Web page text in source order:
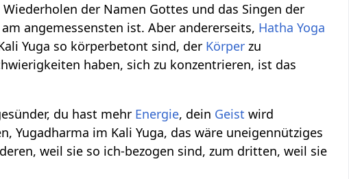
Wiederholen der Namen Gottes und das Singen der
angemessensten ist. Aber andererseits, Hatha Yoga
Yuga so körperbetont sind, der Körper zu
haben, sich zu konzentrieren, ist das
du hast mehr Energie, dein Geist wird
Yugadharma im Kali Yuga, das wäre uneigennütziges
weil sie so ich-bezogen sind, zum dritten, weil sie